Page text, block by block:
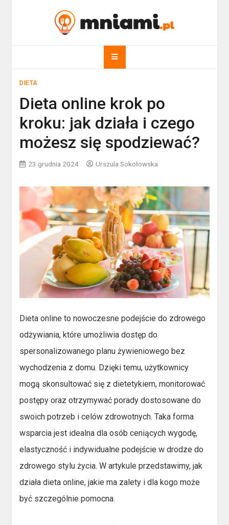
mniami.pl
DIETA
Dieta online krok po
kroku: jak działa i czego
możesz się spodziewać?
23 grudnia 2024 Urszula Sokołowska
Dieta online to nowoczesne podejście do zdrowego
odżywiania, które umożliwia dostęp do
spersonalizowanego planu żywieniowego bez
wychodzenia z domu. Dzięki temu, użytkownicy
mogą skonsultować się z dietetykiem, monitorować
postępy oraz otrzymywać porady dostosowane do
swoich potrzeb i celów zdrowotnych. Taka forma
wsparcia jest idealna dla osób ceniących wygodę,
elastyczność i indywidualne podejście w drodze do
zdrowego stylu życia. W artykule przedstawimy, jak
działa dieta online, jakie ma zalety i dla kogo może
być szczególnie pomocna.